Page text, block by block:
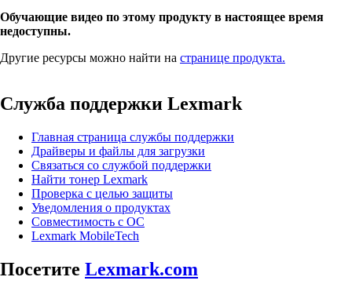
Обучающие видео по этому продукту в настоящее время
недоступны.
Другие ресурсы можно найти на странице продукта.
Служба поддержки Lexmark
Главная страница службы поддержки
Драйверы и файлы для загрузки
Связаться со службой поддержки
Найти тонер Lexmark
Проверка с целью защиты
Уведомления о продуктах
Совместимость с ОС
Lexmark MobileTech
Посетите Lexmark.com